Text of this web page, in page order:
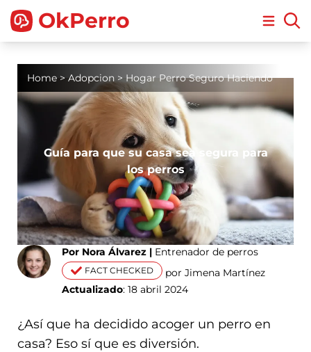
OkPerro Open
Home > Adopcion > Hogar Perro Seguro Haciendo
Guía para que su casa sea segura para
los perros
Por Nora Álvarez | Entrenador de perros
FACT CHECKED
por Jimena Martínez
Actualizado: 18 abril 2024
¿Así que ha decidido acoger un perro en
casa? Eso sí que es diversión.